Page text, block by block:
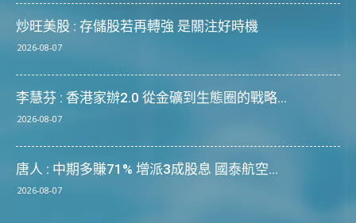
炒旺美股 : 存儲股若再轉強 是關注好時機
2026-08-07
李慧芬 : 香港家辦2.0 從金礦到生態圈的戰略...
2026-08-07
唐人 : 中期多賺71% 增派3成股息 國泰航空...
2026-08-07